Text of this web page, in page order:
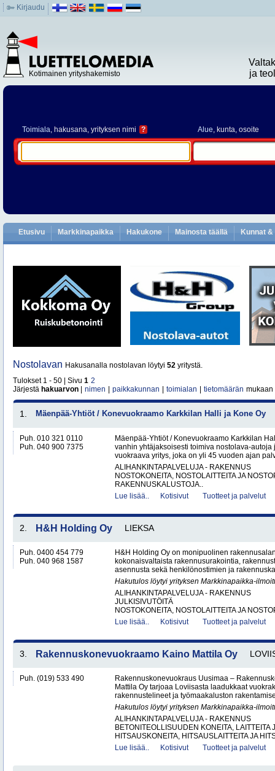
Kirjaudu
Kotimainen yrityshakemisto
ja
Toimiala, hakusana, yrityksen nimi ? Alue, kunta, osoite
Etusivu Markkinapaikka Hakukone Mainosta täällä Kunnat
Nostolavan Hakusanalla nostolavan löytyi 52 yritystä.
Tulokset 1 - 50 | Sivu 1 2
Järjestä hakuarvon nimen paikkakunnan toimialan tietomäärän mukaan
1. Mäenpää-Yhtiöt / Konevuokraamo Karkkilan Halli ja Kone Oy
Puh. 010 321 0110
Puh. 040 900 7375
Mäenpää-Yhtiöt / Konevuokraamo Karkkilan
vanhin yhtäjaksoisesti toimiva nostolava-autoja
vuokraava yritys, joka on yli 45 vuoden ajan
ALIHANKINTAPALVELUJA - RAKENNUS
NOSTOKONEITA, NOSTOLAITTEITA JA
RAKENNUSKALUSTOJA..
Lue lisää..
Kotisivut Tuotteet ja palvelut
2. H&H Holding Oy LIEKSA
Puh. 0400 454 779
Puh. 040 968 1587
H&H Holding Oy on monipuolinen
kokonaisvaltaista rakennusurakointia,
asennusta sekä henkilönostimien ja
Hakutulos löytyi yrityksen Markkinapaikka-
ALIHANKINTAPALVELUJA - RAKENNUS
JULKISIVUTÖITÄ
NOSTOKONEITA, NOSTOLAITTEITA JA
Lue lisää..
Kotisivut Tuotteet ja palvelut
3. Rakennuskonevuokraamo Kaino Mattila Oy
Puh. (019) 533 490
Rakennuskonevuokraus Uusimaa –
Mattila Oy tarjoaa Loviisasta laadukkaat
rakennustelineet ja työmaakaluston
Hakutulos löytyi yrityksen Markkinapaikka-
ALIHANKINTAPALVELUJA - RAKENNUS
BETONITEOLLISUUDEN KONEITA, LAITTEITA
HITSAUSKONEITA, HITSAUSLAITTEITA JA
Lue lisää..
Kotisivut Tuotteet ja palvelut